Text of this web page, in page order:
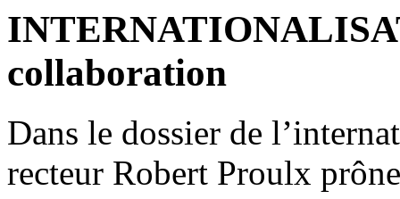
collaboration
Dans le dossier de
recteur Robert Proulx